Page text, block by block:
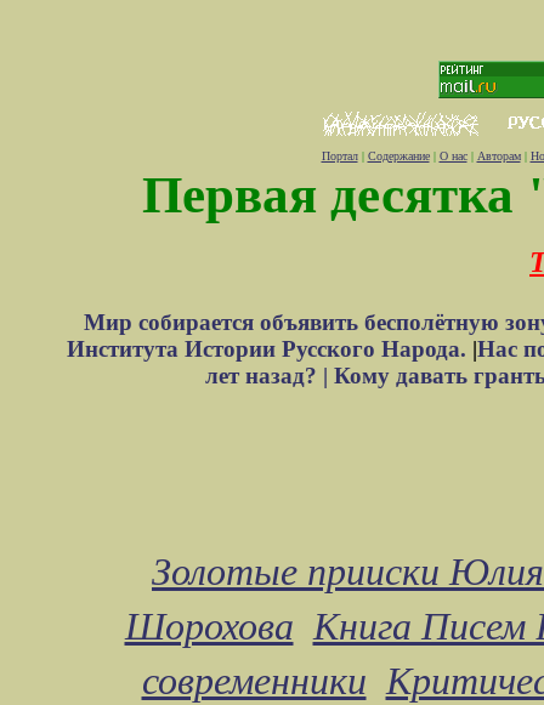
Портал| Содержание| О нас| Авторам|
Первая десятка
Мир собирается объявить бесполётную
Института Истории Русского Народа. |Нас
лет назад? | Кому давать
Золотые прииски
Шорохова Книга Писем
современники